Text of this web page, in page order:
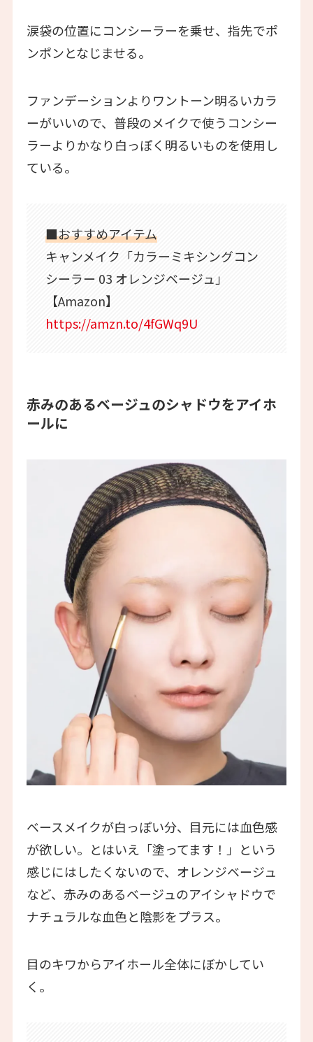
涙袋の位置にコンシーラーを乗せ、指先でポ
ンポンとなじませる。
ファンデーションよりワントーン明るいカラ
ーがいいので、普段のメイクで使うコンシー
ラーよりかなり白っぽく明るいものを使用し
ている。
■おすすめアイテム
キャンメイク「カラーミキシングコン
シーラー 03 オレンジベージュ」
【Amazon】
https://amzn.to/4fGWq9U
赤みのあるベージュのシャドウをアイホ
ールに
ベースメイクが白っぽい分、目元には血色感
が欲しい。とはいえ「塗ってます！」という
感じにはしたくないので、オレンジベージュ
など、赤みのあるベージュのアイシャドウで
ナチュラルな血色と陰影をプラス。
目のキワからアイホール全体にぼかしてい
く。